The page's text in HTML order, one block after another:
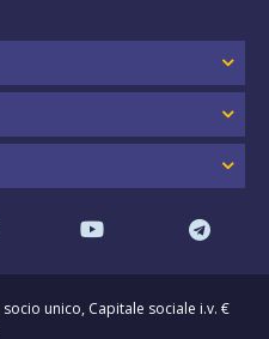
unico, Capitale sociale i.v. €